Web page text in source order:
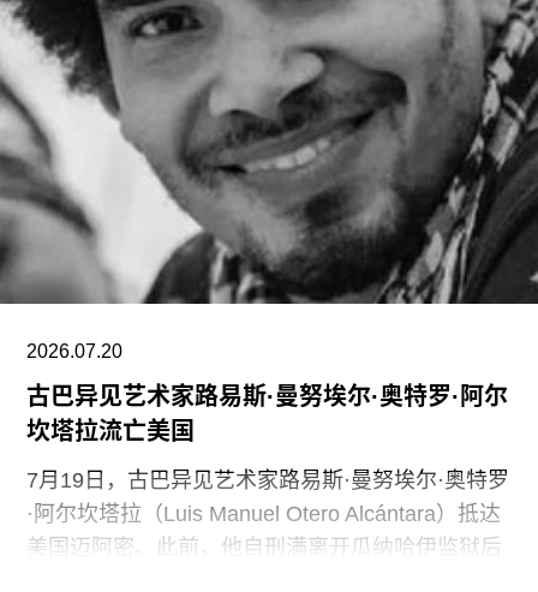
期。泰特美术馆目前正面临财务困境，最近的一份
报告显示其运营处于亏损状态。泰特美术馆曾试图
通过裁员来解决资金问题，导致员工士气急剧下降
并引发了罢工。此外，尽管翠西·艾敏和弗里达·卡
罗的展览广受好评，但去年泰特不列颠美术馆和泰
特现代美术馆的参观人数仍远低于疫情前的水平。
摩根于2015年加入迪亚艺术基金会担任总监。任职
期间，她丰富了基金会的藏品结构，并增加了女性
艺术家的代表比例。此前在泰特工作期间，她策划
了广受好评的2015年回顾展“世界走向波普”（The
2026.07.20
古巴异见艺术家路易斯·曼努埃尔·奥特罗·阿尔
坎塔拉流亡美国
7月19日，古巴异见艺术家路易斯·曼努埃尔·奥特罗
·阿尔坎塔拉（Luis Manuel Otero Alcántara）抵达
美国迈阿密。此前，他自刑满离开瓜纳哈伊监狱后